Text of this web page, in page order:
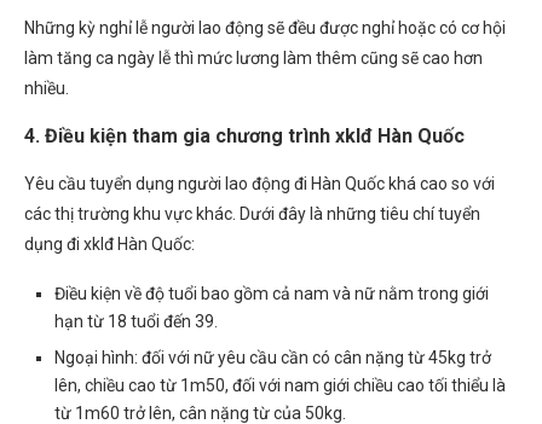
Những kỳ nghỉ lễ người lao động sẽ đều được nghỉ hoặc có cơ hội
làm tăng ca ngày lễ thì mức lương làm thêm cũng sẽ cao hơn
nhiều.
4. Điều kiện tham gia chương trình xklđ Hàn Quốc
Yêu cầu tuyển dụng người lao động đi Hàn Quốc khá cao so với
các thị trường khu vực khác. Dưới đây là những tiêu chí tuyển
dụng đi xklđ Hàn Quốc:
Điều kiện về độ tuổi bao gồm cả nam và nữ nằm trong giới
hạn từ 18 tuổi đến 39.
Ngoại hình: đối với nữ yêu cầu cần có cân nặng từ 45kg trở
lên, chiều cao từ 1m50, đối với nam giới chiều cao tối thiểu là
từ 1m60 trở lên, cân nặng từ của 50kg.